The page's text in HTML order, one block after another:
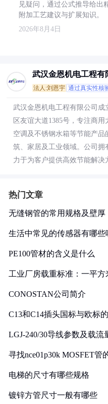
见疑问，通过公式推导给出
附加工艺建议与扩展知识。
2026年8月4日
武汉金恩机电工程有
法人:刘恩宇 通过真实性核
武汉金恩机电工程有限公司成
区友谊大道1385号，专注商
空调及不锈钢水箱等节能产
筑、家居及工业领域。公司
力于为客户提供高效节能解决
热门文章
无缝钢管的常用规格及壁厚
生活中常见的传感器有哪些
PE100管材的含义是什么
工业厂房载重标准：一平
CONOSTAN公司简介
C13和C14插头国标与欧标
LGJ-240/30导线参数及载流
寻找nce01p30k MOSFET管
电梯的尺寸有哪些规格
镀锌方管尺寸一般有哪些